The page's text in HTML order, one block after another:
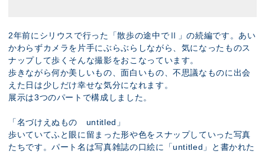
2年前にシリウスで行った「散歩の途中でⅡ」の続編です。あい
かわらずカメラを片手にぶらぶらしながら、気になったものス
ナップして歩くそんな撮影をおこなっています。
歩きながら何か美しいもの、面白いもの、不思議なものに出会
えた日は少しだけ幸せな気分になれます。
展示は3つのパートで構成しました。
「名づけえぬもの untitled」
歩いていてふと眼に留まった形や色をスナップしていった写真
たちです。パート名は写真雑誌の口絵に「untitled」と書かれた